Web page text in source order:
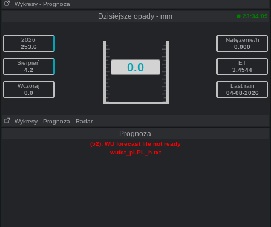
Wykresy - Prognoza
Dzisiejsze opady - mm 23:34:09
2026
253.6
Sierpień
4.2
Wczoraj
0.0
0.0
Natężenie/h
0.000
ET
3.4544
Last rain
04-08-2026
Wykresy - Prognoza - Radar
Prognoza
(52): WU forecast file not ready
wufct_pl-PL_h.txt